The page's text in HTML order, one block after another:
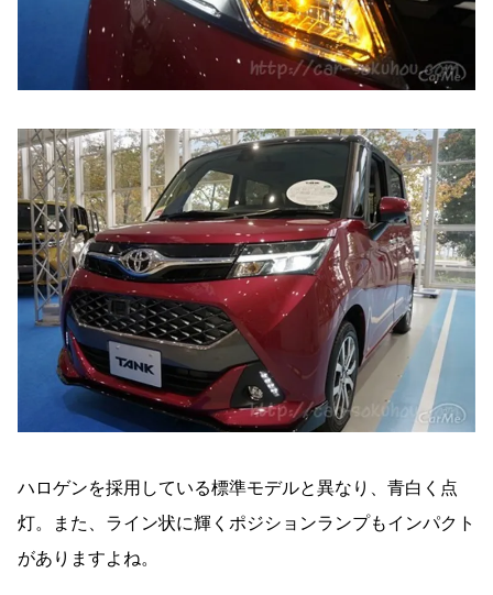
ハロゲンを採用している標準モデルと異なり、青白く点
灯。また、ライン状に輝くポジションランプもインパクト
がありますよね。